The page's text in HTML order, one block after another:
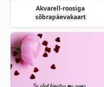
Akvarell-roosiga
sõbrapäevakaart